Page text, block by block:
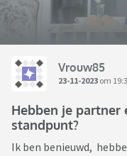
Vrouw85
23-11-2023 om
Hebben je
standpunt?
Ik ben benieuwd,